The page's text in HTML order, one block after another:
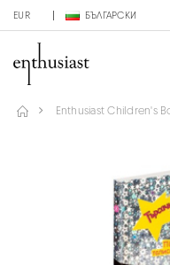
EUR БЪЛГАРСКИ
Enthusiast Children's